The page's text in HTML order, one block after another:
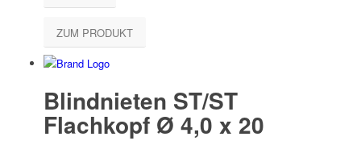
ZUM PRODUKT
Blindnieten ST/ST
Flachkopf Ø 4,0 x 20